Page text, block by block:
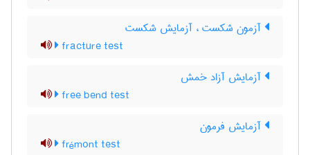
آزمون شکست ، آزمایش شکست
fracture test
آزمایش آزاد خمش
free bend test
آزمایش فرمون
frémont test